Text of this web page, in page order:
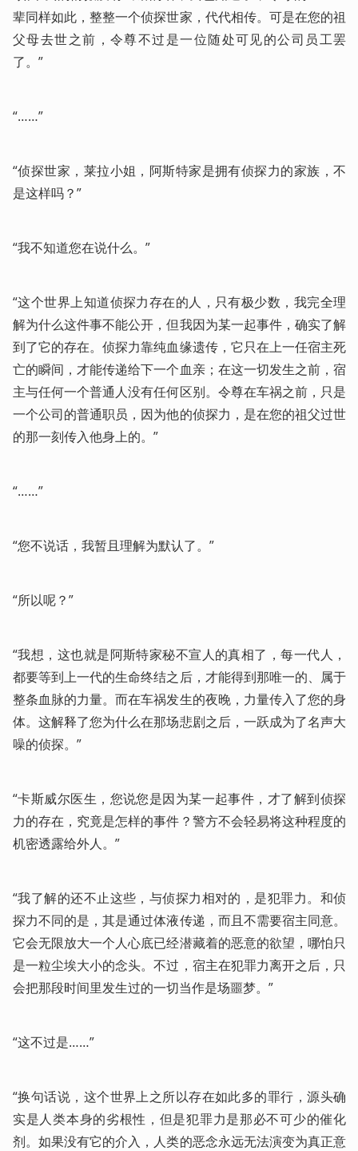
辈同样如此，整整一个侦探世家，代代相传。可是在您的祖
父母去世之前，令尊不过是一位随处可见的公司员工罢
了。”
“……”
“侦探世家，莱拉小姐，阿斯特家是拥有侦探力的家族，不
是这样吗？”
“我不知道您在说什么。”
“这个世界上知道侦探力存在的人，只有极少数，我完全理
解为什么这件事不能公开，但我因为某一起事件，确实了解
到了它的存在。侦探力靠纯血缘遗传，它只在上一任宿主死
亡的瞬间，才能传递给下一个血亲；在这一切发生之前，宿
主与任何一个普通人没有任何区别。令尊在车祸之前，只是
一个公司的普通职员，因为他的侦探力，是在您的祖父过世
的那一刻传入他身上的。”
“……”
“您不说话，我暂且理解为默认了。”
“所以呢？”
“我想，这也就是阿斯特家秘不宣人的真相了，每一代人，
都要等到上一代的生命终结之后，才能得到那唯一的、属于
整条血脉的力量。而在车祸发生的夜晚，力量传入了您的身
体。这解释了您为什么在那场悲剧之后，一跃成为了名声大
噪的侦探。”
“卡斯威尔医生，您说您是因为某一起事件，才了解到侦探
力的存在，究竟是怎样的事件？警方不会轻易将这种程度的
机密透露给外人。”
“我了解的还不止这些，与侦探力相对的，是犯罪力。和侦
探力不同的是，其是通过体液传递，而且不需要宿主同意。
它会无限放大一个人心底已经潜藏着的恶意的欲望，哪怕只
是一粒尘埃大小的念头。不过，宿主在犯罪力离开之后，只
会把那段时间里发生过的一切当作是场噩梦。”
“这不过是……”
“换句话说，这个世界上之所以存在如此多的罪行，源头确
实是人类本身的劣根性，但是犯罪力是那必不可少的催化
剂。如果没有它的介入，人类的恶念永远无法演变为真正意